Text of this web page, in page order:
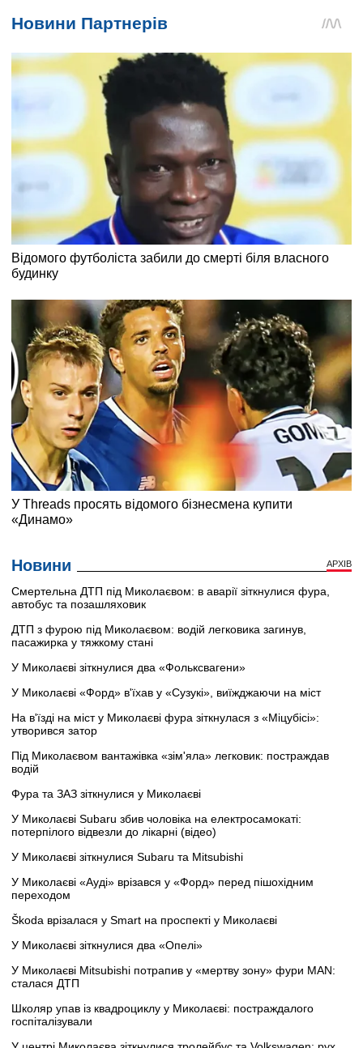
Новини АРХІВ
Смертельна ДТП під Миколаєвом: в аварії зіткнулися фура,
автобус та позашляховик
ДТП з фурою під Миколаєвом: водій легковика загинув,
пасажирка у тяжкому стані
У Миколаєві зіткнулися два «Фольксвагени»
У Миколаєві «Форд» в'їхав у «Сузукі», виїжджаючи на міст
На в'їзді на міст у Миколаєві фура зіткнулася з «Міцубісі»:
утворився затор
Під Миколаєвом вантажівка «зім'яла» легковик: постраждав
водій
Фура та ЗАЗ зіткнулися у Миколаєві
У Миколаєві Subaru збив чоловіка на електросамокаті:
потерпілого відвезли до лікарні (відео)
У Миколаєві зіткнулися Subaru та Mitsubishi
У Миколаєві «Ауді» врізався у «Форд» перед пішохідним
переходом
Škoda врізалася у Smart на проспекті у Миколаєві
У Миколаєві зіткнулися два «Опелі»
У Миколаєві Mitsubishi потрапив у «мертву зону» фури MAN:
сталася ДТП
Школяр упав із квадроциклу у Миколаєві: постраждалого
госпіталізували